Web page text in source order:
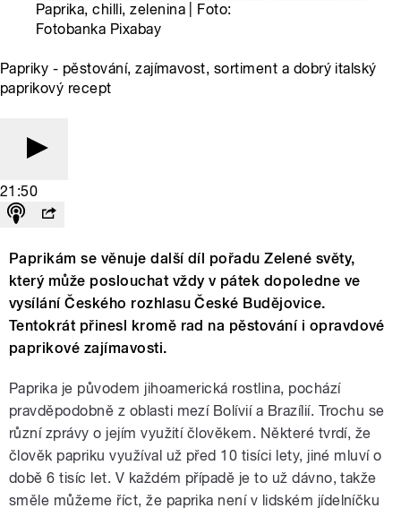
Paprika, chilli, zelenina | Foto:
Fotobanka Pixabay
Papriky - pěstování, zajímavost, sortiment a dobrý italský
paprikový recept
21:50
Paprikám se věnuje další díl pořadu Zelené světy,
který může poslouchat vždy v pátek dopoledne ve
vysílání Českého rozhlasu České Budějovice.
Tentokrát přinesl kromě rad na pěstování i opravdové
paprikové zajímavosti.
Paprika je původem jihoamerická rostlina, pochází
pravděpodobně z oblasti mezí Bolívií a Brazílií. Trochu se
různí zprávy o jejím využití člověkem. Některé tvrdí, že
člověk papriku využíval už před 10 tisíci lety, jiné mluví o
době 6 tisíc let. V každém případě je to už dávno, takže
směle můžeme říct, že paprika není v lidském jídelníčku